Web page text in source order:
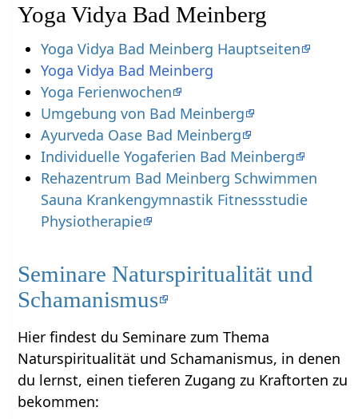
Yoga Vidya Bad Meinberg
Yoga Vidya Bad Meinberg Hauptseiten
Yoga Vidya Bad Meinberg
Yoga Ferienwochen
Umgebung von Bad Meinberg
Ayurveda Oase Bad Meinberg
Individuelle Yogaferien Bad Meinberg
Rehazentrum Bad Meinberg Schwimmen
Sauna Krankengymnastik Fitnessstudie
Physiotherapie
Seminare Naturspiritualität und
Schamanismus
Hier findest du Seminare zum Thema
Naturspiritualität und Schamanismus, in denen
du lernst, einen tieferen Zugang zu Kraftorten zu
bekommen: